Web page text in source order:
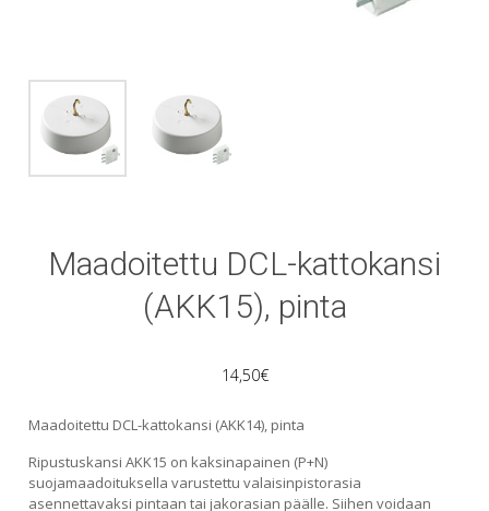
Maadoitettu DCL-kattokansi
(AKK15), pinta
14,50€
Maadoitettu DCL-kattokansi (AKK14), pinta
Ripustuskansi AKK15 on kaksinapainen (P+N)
suojamaadoituksella varustettu valaisinpistorasia
asennettavaksi pintaan tai jakorasian päälle. Siihen voidaan